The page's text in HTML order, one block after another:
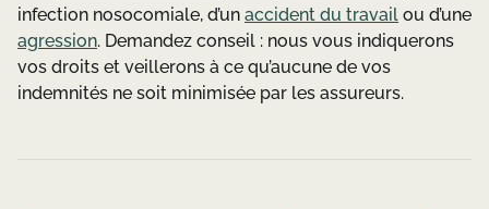
infection nosocomiale, d’un accident du travail ou d’une
agression. Demandez conseil : nous vous indiquerons
vos droits et veillerons à ce qu’aucune de vos
indemnités ne soit minimisée par les assureurs.